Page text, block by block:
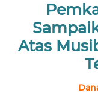
Atas
NUSANTARA